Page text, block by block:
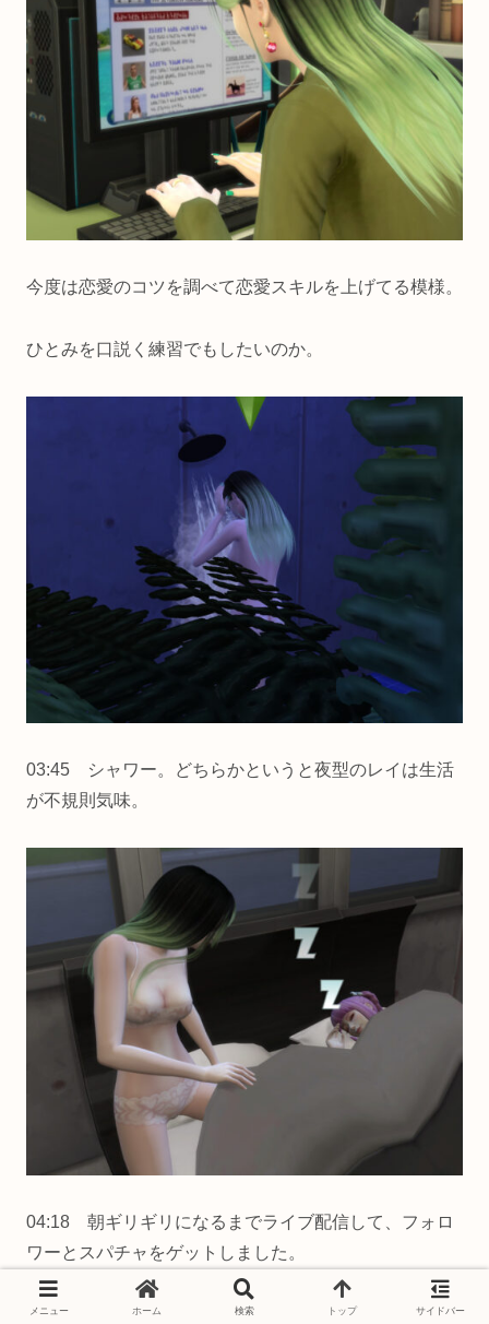
今度は恋愛のコツを調べて恋愛スキルを上げてる模様。
ひとみを口説く練習でもしたいのか。
03:45 シャワー。どちらかというと夜型のレイは生活
が不規則気味。
04:18 朝ギリギリになるまでライブ配信して、フォロ
ワーとスパチャをゲットしました。
これから夕方になるまで寝る予定。
メニュー ホーム 検索 トップ サイドバー